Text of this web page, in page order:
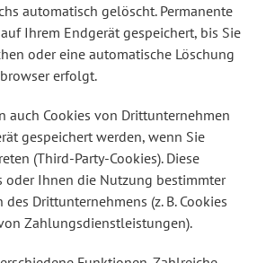
automatisch gelöscht. Permanente
Ihrem Endgerät gespeichert, bis Sie
oder eine automatische Löschung
erfolgt.
auch Cookies von Drittunternehmen
gespeichert werden, wenn Sie
(Third-Party-Cookies). Diese
oder Ihnen die Nutzung bestimmter
Drittunternehmens (z. B. Cookies
Zahlungsdienstleistungen).